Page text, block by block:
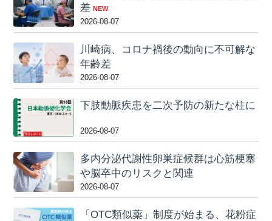
差 NEW
2026-08-07
川崎病、コロナ禍後の動向に不可解な
年齢差
2026-08-07
下肢動脈疾患を二次予防の新たな柱に
2026-08-07
多内分泌代謝性卵巣症候群は心筋梗塞
や脳卒中のリスクと関連
2026-08-07
「OTC類似薬」制度が始まる、花粉症